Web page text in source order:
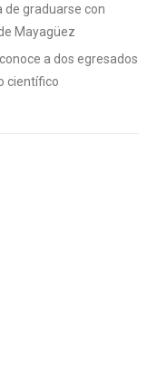
graduarse con
Mayagüez
a dos egresados
científico